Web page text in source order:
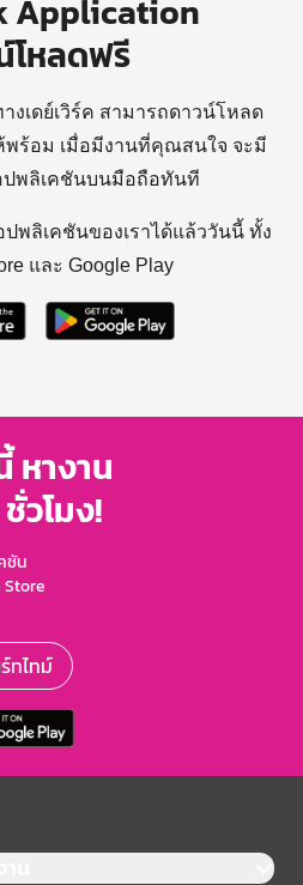
Application
โหลดฟรี
งเดย์เวิร์ค สามารถดาวน์โหลด
พร้อม เมื่อมีงานที่คุณสนใจ จะมี
ปพลิเคชันบนมือถือทันที
ปพลิเคชันของเราได้แล้ววันนี้ ทั้ง
และ Google Play
หางาน
วโมง!
ชัน
Store
ทไทม์